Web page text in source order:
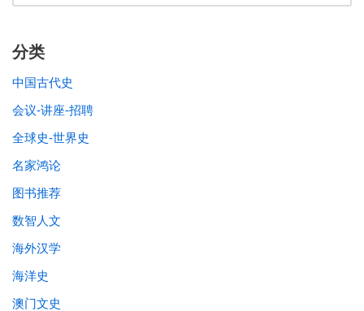
分类
中国古代史
会议-讲座-招聘
全球史-世界史
名家鸿论
图书推荐
数智人文
海外汉学
海洋史
澳门文史